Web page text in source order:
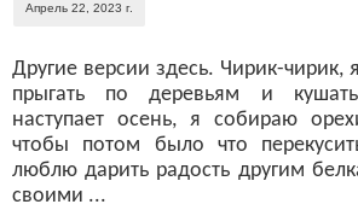
Апрель 22, 2023 г.
Другие версии здесь. Чирик-
прыгать по деревьям и
наступает осень, я собираю
чтобы потом было что
люблю дарить радость другим
своими ...